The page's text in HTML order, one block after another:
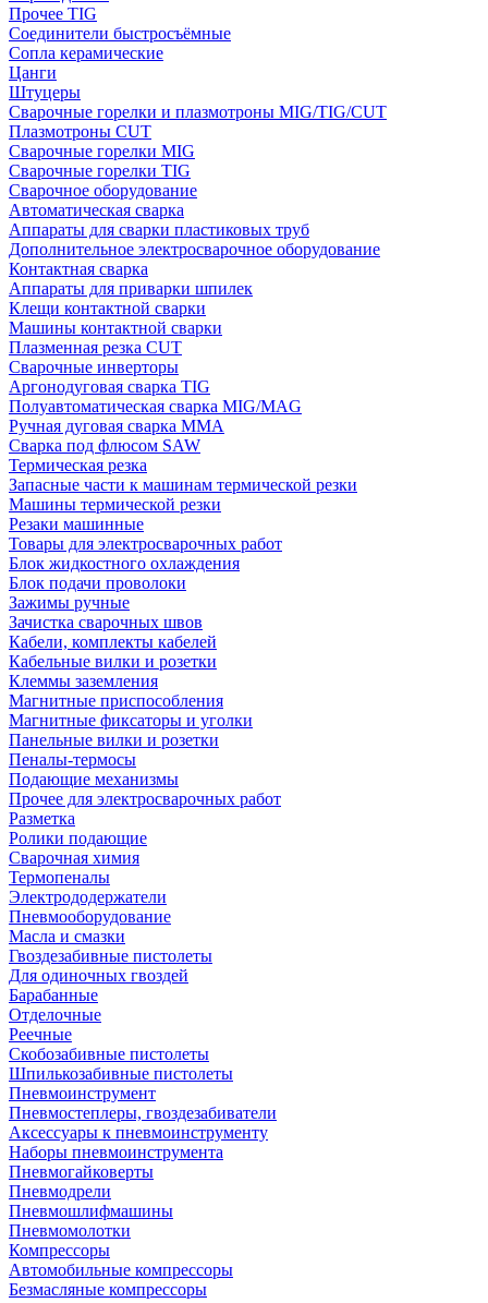
Прочее TIG
Соединители быстросъёмные
Сопла керамические
Цанги
Штуцеры
Сварочные горелки и плазмотроны MIG/TIG/CUT
Плазмотроны CUT
Сварочные горелки MIG
Сварочные горелки TIG
Сварочное оборудование
Автоматическая сварка
Аппараты для сварки пластиковых труб
Дополнительное электросварочное оборудование
Контактная сварка
Аппараты для приварки шпилек
Клещи контактной сварки
Машины контактной сварки
Плазменная резка CUT
Сварочные инверторы
Аргонодуговая сварка TIG
Полуавтоматическая сварка MIG/MAG
Ручная дуговая сварка MMA
Сварка под флюсом SAW
Термическая резка
Запасные части к машинам термической резки
Машины термической резки
Резаки машинные
Товары для электросварочных работ
Блок жидкостного охлаждения
Блок подачи проволоки
Зажимы ручные
Зачистка сварочных швов
Кабели, комплекты кабелей
Кабельные вилки и розетки
Клеммы заземления
Магнитные приспособления
Магнитные фиксаторы и уголки
Панельные вилки и розетки
Пеналы-термосы
Подающие механизмы
Прочее для электросварочных работ
Разметка
Ролики подающие
Сварочная химия
Термопеналы
Электрододержатели
Пневмооборудование
Масла и смазки
Гвоздезабивные пистолеты
Для одиночных гвоздей
Барабанные
Отделочные
Реечные
Скобозабивные пистолеты
Шпилькозабивные пистолеты
Пневмоинструмент
Пневмостеплеры, гвоздезабиватели
Аксессуары к пневмоинструменту
Наборы пневмоинструмента
Пневмогайковерты
Пневмодрели
Пневмошлифмашины
Пневмомолотки
Компрессоры
Автомобильные компрессоры
Безмасляные компрессоры